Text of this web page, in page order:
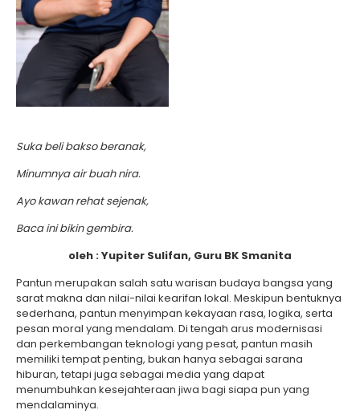
Suka beli bakso beranak,
Minumnya air buah nira.
Ayo kawan rehat sejenak,
Baca ini bikin gembira.
oleh : Yupiter Sulifan, Guru BK Smanita
Pantun merupakan salah satu warisan budaya bangsa yang
sarat makna dan nilai-nilai kearifan lokal. Meskipun bentuknya
sederhana, pantun menyimpan kekayaan rasa, logika, serta
pesan moral yang mendalam. Di tengah arus modernisasi
dan perkembangan teknologi yang pesat, pantun masih
memiliki tempat penting, bukan hanya sebagai sarana
hiburan, tetapi juga sebagai media yang dapat
menumbuhkan kesejahteraan jiwa bagi siapa pun yang
mendalaminya.